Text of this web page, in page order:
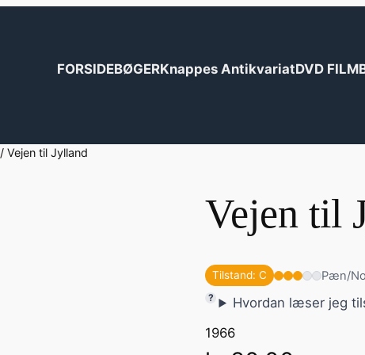
FORSIDEBØGERKnappes AntikvariatDVD FILM
/ Vejen til Jylland
Vejen til
Tilstand: C Pæn/
Hvordan læser jeg
1966